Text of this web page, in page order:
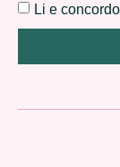
Li e